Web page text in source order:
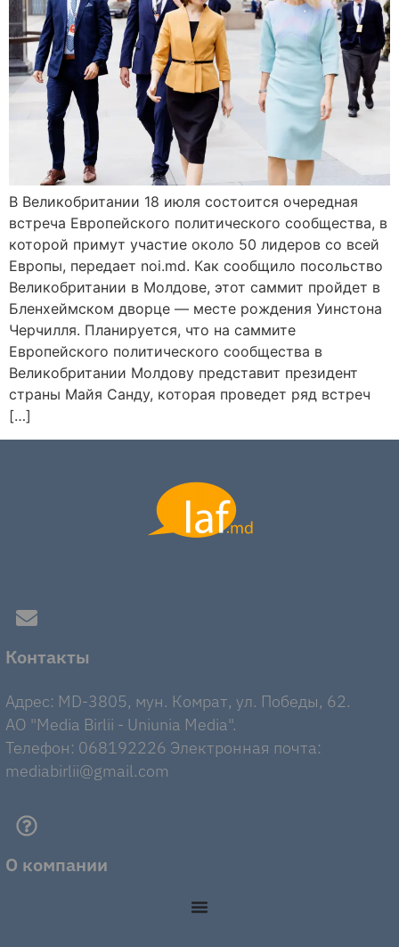
В Великобритании 18 июля состоится очередная
встреча Европейского политического сообщества, в
которой примут участие около 50 лидеров со всей
Европы, передает noi.md. Как сообщило посольство
Великобритании в Молдове, этот саммит пройдет в
Бленхеймском дворце — месте рождения Уинстона
Черчилля. Планируется, что на саммите
Европейского политического сообщества в
Великобритании Молдову представит президент
страны Майя Санду, которая проведет ряд встреч
[…]
Контакты
Адрес: MD-3805, мун. Комрат, ул. Победы, 62.
AO "Media Birlii - Uniunia Media".
Телефон: 068192226 Электронная почта:
mediabirlii@gmail.com
О компании